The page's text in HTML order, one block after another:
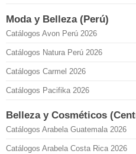
Moda y Belleza (Perú)
Catálogos Avon Perú 2026
Catálogos Natura Perú 2026
Catálogos Carmel 2026
Catálogos Pacifika 2026
Belleza y Cosméticos
Catálogos Arabela Guatemala 2026
Catálogos Arabela Costa Rica 2026